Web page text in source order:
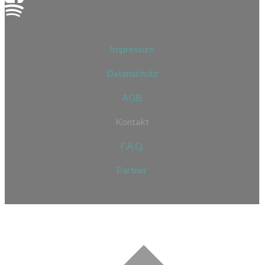
Impressum
Datenschutz
AGB
Kontakt
F.A.Q.
Partner